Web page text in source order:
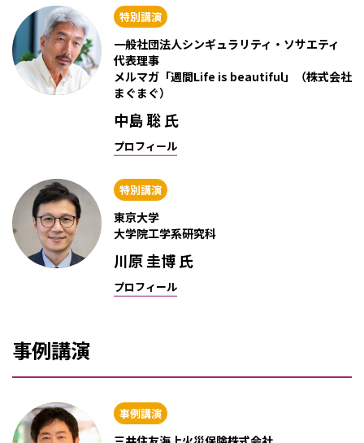
特別講演
一般社団法人シンギュラリティ・ソサエティ
代表理事
メルマガ「週間Life is beautiful」（株式会社
まぐまぐ）
中島 聡 氏
プロフィール
特別講演
東京大学
大学院工学系研究科
川原 圭博 氏
プロフィール
事例講演
事例講演